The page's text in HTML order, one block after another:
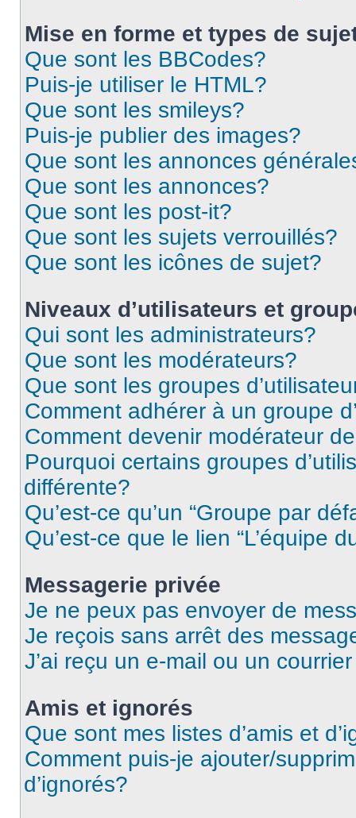
Mise en forme et types de
Que sont les BBCodes?
Puis-je utiliser le HTML?
Que sont les smileys?
Puis-je publier des images?
Que sont les annonces
Que sont les annonces?
Que sont les post-it?
Que sont les sujets verrouillés?
Que sont les icônes de sujet?
Niveaux d’utilisateurs et
Qui sont les administrateurs?
Que sont les modérateurs?
Que sont les groupes
Comment adhérer à un groupe
Comment devenir modérateur
Pourquoi certains groupes
différente?
Qu’est-ce qu’un “Groupe par
Qu’est-ce que le lien “L’équipe
Messagerie privée
Je ne peux pas envoyer de
Je reçois sans arrêt des
J’ai reçu un e-mail ou un
Amis et ignorés
Que sont mes listes d’amis et
Comment puis-je ajouter/
d’ignorés?